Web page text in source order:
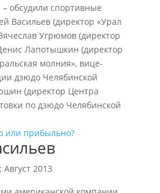
обсудили спортивные
Васильев (директор «Урал
Угрюмов (директор
Лапотышкин (директор
молния», вице-
дзюдо Челябинской
(директор Центра
по дзюдо Челябинской
Август 2013